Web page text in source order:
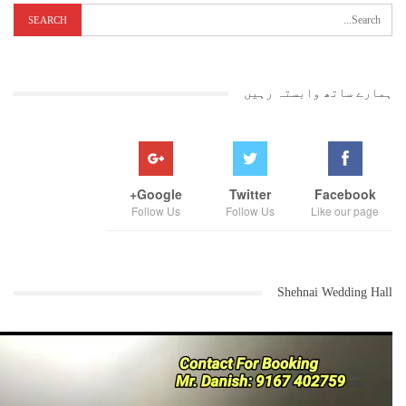
ہمارے ساتھ وابستہ رہیں
Facebook
Like our page
Twitter
Follow Us
Google+
Follow Us
Shehnai Wedding Hall